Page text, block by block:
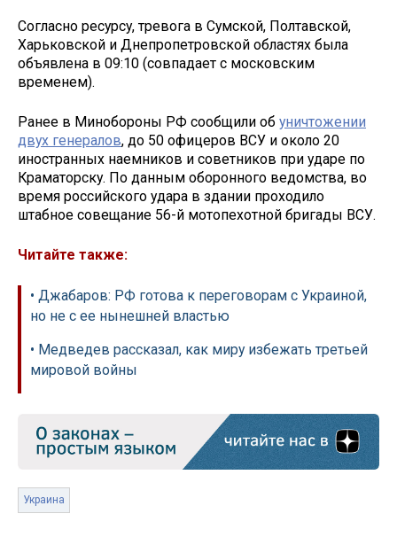
Согласно ресурсу, тревога в Сумской, Полтавской,
Харьковской и Днепропетровской областях была
объявлена в 09:10 (совпадает с московским
временем).
Ранее в Минобороны РФ сообщили об уничтожении
двух генералов, до 50 офицеров ВСУ и около 20
иностранных наемников и советников при ударе по
Краматорску. По данным оборонного ведомства, во
время российского удара в здании проходило
штабное совещание 56-й мотопехотной бригады ВСУ.
Читайте также:
• Джабаров: РФ готова к переговорам с Украиной,
но не с ее нынешней властью
• Медведев рассказал, как миру избежать третьей
мировой войны
Украина